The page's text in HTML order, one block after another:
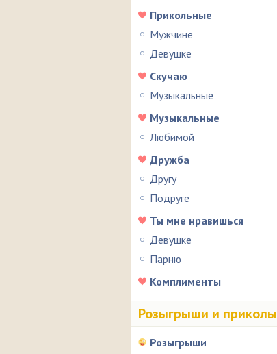
Прикольные
Мужчине
Девушке
Скучаю
Музыкальные
Музыкальные
Любимой
Дружба
Другу
Подруге
Ты мне нравишься
Девушке
Парню
Комплименты
Розыгрыши и приколы
Розыгрыши